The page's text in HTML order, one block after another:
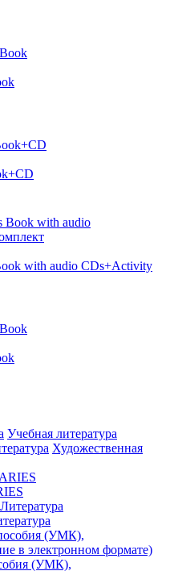
with audio CDs+Activity
Учебная литература
Художественная
(УМК),